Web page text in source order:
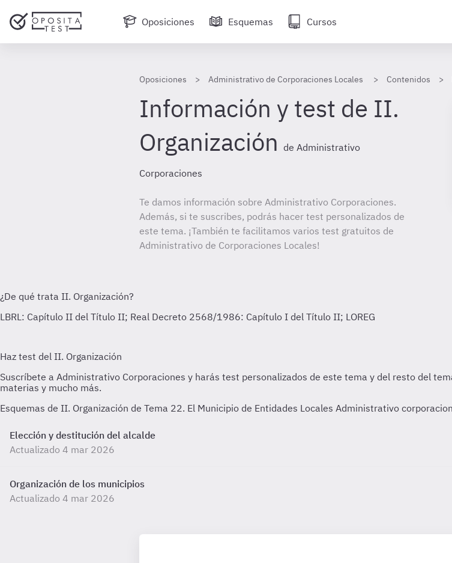
Oposiciones Esquemas Cursos
Oposiciones Administrativo de Corporaciones Locales Contenidos
Información y test de II.
Organización de Administrativo
Corporaciones
Te damos información sobre Administrativo Corporaciones.
Además, si te suscribes, podrás hacer test personalizados de
este tema. ¡También te facilitamos varios test gratuitos de
Administrativo de Corporaciones Locales!
Esquemas de II. Organización de Tema 22. El Municipio de Entidades Locales Administrativo
Elección y destitución del alcalde
Actualizado 4 mar 2026
Organización de los municipios
Actualizado 4 mar 2026